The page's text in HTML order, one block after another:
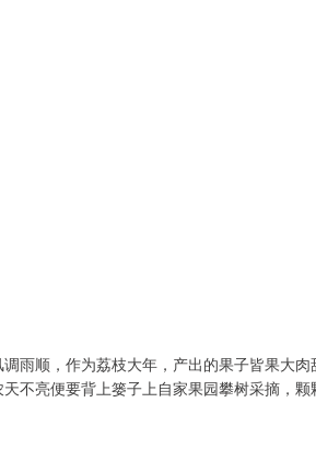
雨顺，作为荔枝大年，产出的果子皆果大
不亮便要背上篓子上自家果园攀树采摘，颗